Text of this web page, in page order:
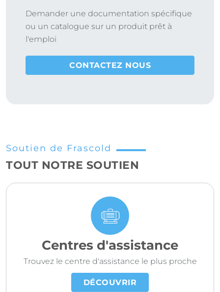
Demander une documentation spécifique
ou un catalogue sur un produit prêt à
l'emploi
CONTACTEZ NOUS
Soutien de Frascold
TOUT NOTRE SOUTIEN
Centres d'assistance
Trouvez le centre d'assistance le plus proche
DÉCOUVRIR